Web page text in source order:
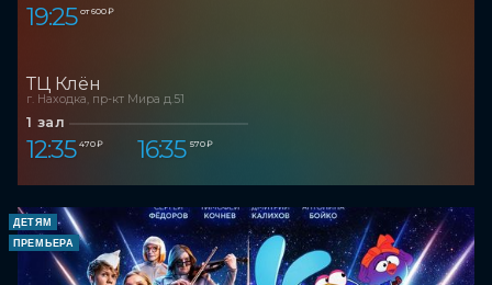
19:25 от 600 ₽
ТЦ Клён
г. Находка, пр-кт Мира д.51
1 зал
12:35 470 ₽ 16:35 570 ₽
ДЕТЯМ
ПРЕМЬЕРА